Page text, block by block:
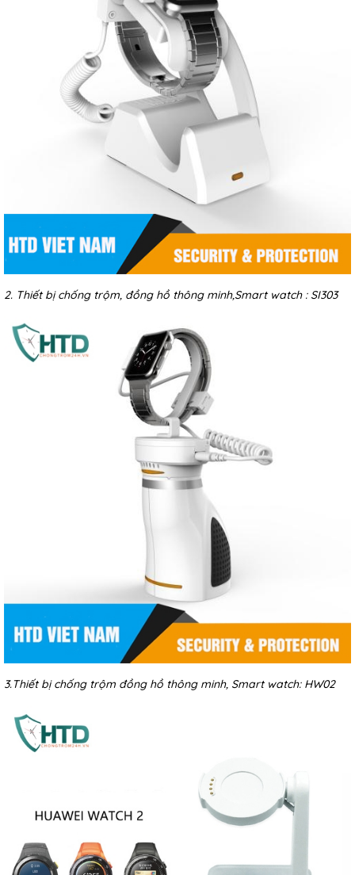
2. Thiết bị chống trộm, đồng hồ thông minh,Smart watch : SI303
3.Thiết bị chống trộm đồng hồ thông minh, Smart watch: HW02